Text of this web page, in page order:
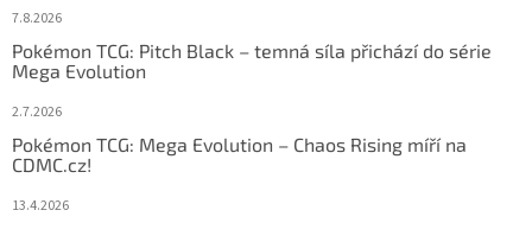
7.8.2026
Pokémon TCG: Pitch Black – temná síla přichází do série
Mega Evolution
2.7.2026
Pokémon TCG: Mega Evolution – Chaos Rising míří na
CDMC.cz!
13.4.2026